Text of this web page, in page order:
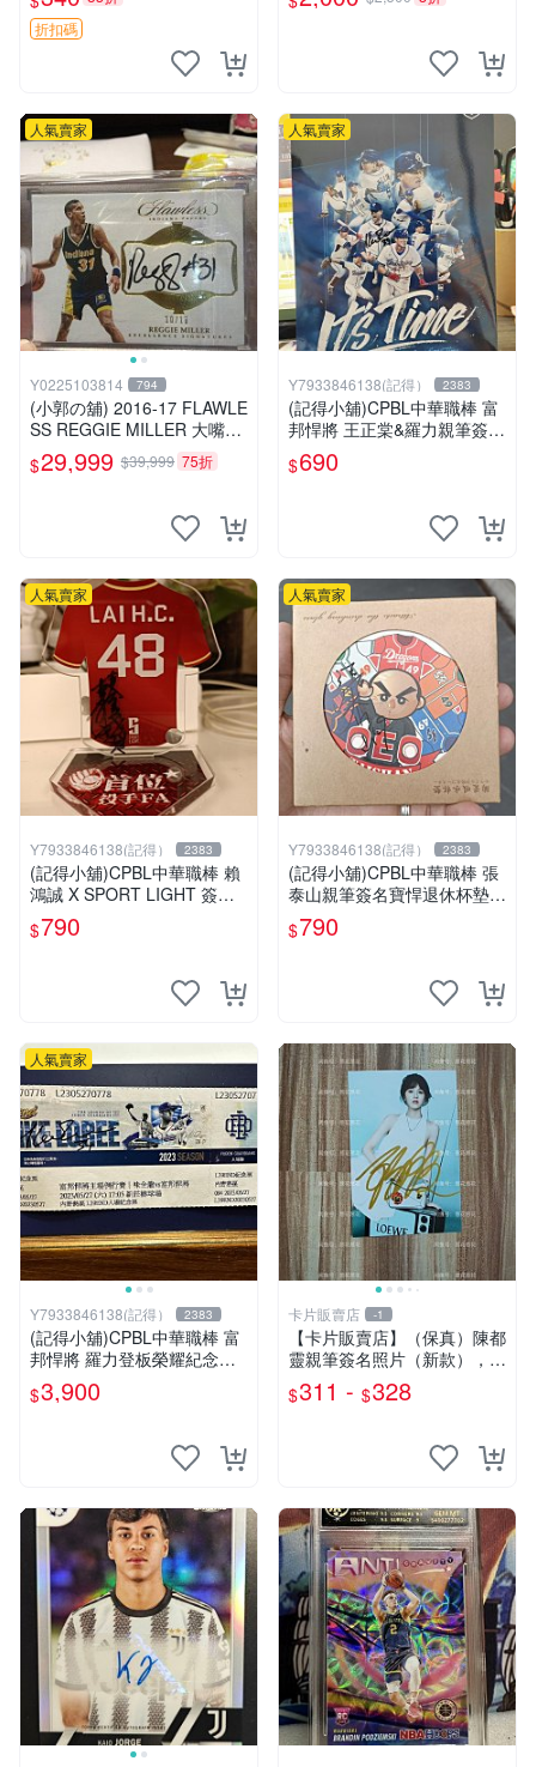
齊 簽名照 春節聯歡晚會 演員
合影 歌手簽名
折扣碼
人氣賣家
Y0225103814 794
(小郭の舖) 2016-17 FLAWLE
SS REGGIE MILLER 大嘴米
勒 簽名卡 卡面簽 溜馬隊 限
量10張 尾號
$29,999 $39,999 75折
人氣賣家
Y7933846138(記得） 2383
(記得小舖)CPBL中華職棒 富
邦悍將 王正棠&羅力親筆簽名
富邦悍將2020年度形象磁鐵
台灣現貨如圖
$690
人氣賣家
Y7933846138(記得） 2383
(記得小舖)CPBL中華職棒 賴
鴻誠 X SPORT LIGHT 簽名
立牌 台灣現貨如圖
$790
人氣賣家
Y7933846138(記得） 2383
(記得小舖)CPBL中華職棒 張
泰山親筆簽名寶悍退休杯墊
台灣現貨如圖
$790
人氣賣家
Y7933846138(記得） 2383
(記得小舖)CPBL中華職棒 富
邦悍將 羅力登板榮耀紀念組
含【親筆簽名觀賽證書、證書
夾、親筆簽名紀念票】 台灣
$3,900
卡片販賣店 -1
【卡片販賣店】（保真）陳都
靈親筆簽名照片（新款），陳
都靈簽名周邊，陳都靈周
$311 - $328